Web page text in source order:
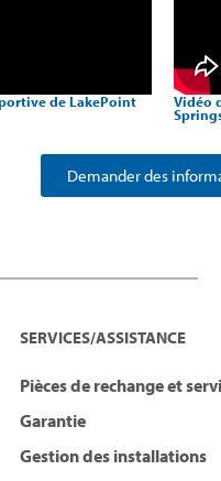
de LakePoint Vidéo
Demander des
SERVICES/ASSISTANCE
Pièces de rechange et
Garantie
Gestion des installations